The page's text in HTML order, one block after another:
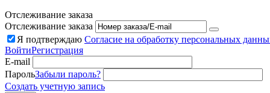
Отслеживание заказа
Отслеживание заказа
Я подтверждаю Согласие на обработку персональных
ВойтиРегистрация
E-mail
ПарольЗабыли пароль?
Создать учетную запись